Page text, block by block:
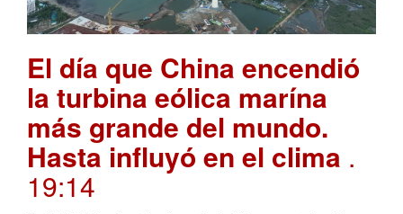
El día que China encendió
la turbina eólica marína
más grande del mundo.
Hasta influyó en el clima .
19:14